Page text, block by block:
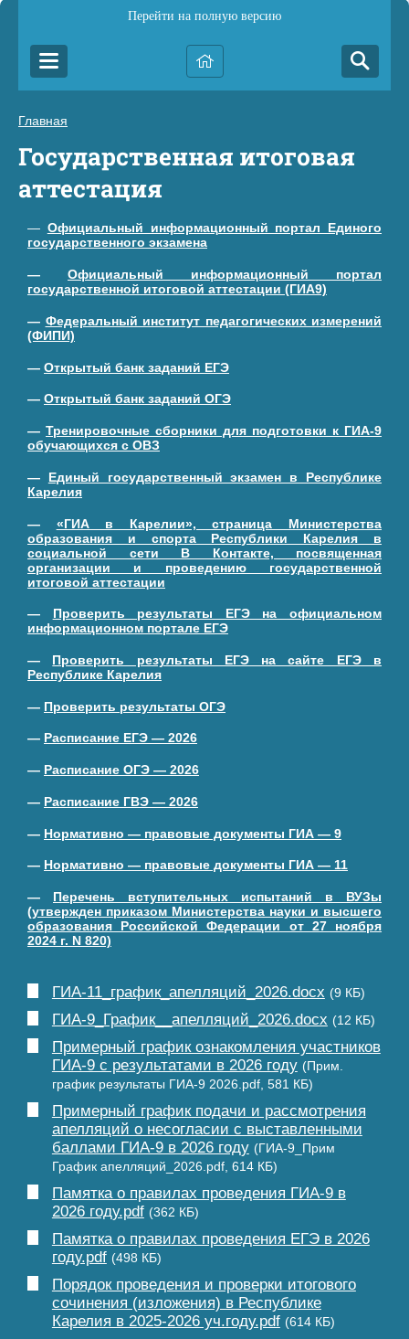
Перейти на полную версию
Главная
Государственная итоговая
аттестация
— Официальный информационный портал Единого
государственного экзамена
— Официальный информационный портал
государственной итоговой аттестации (ГИА9)
— Федеральный институт педагогических измерений
(ФИПИ)
— Открытый банк заданий ЕГЭ
— Открытый банк заданий ОГЭ
— Тренировочные сборники для подготовки к ГИА-9
обучающихся с ОВЗ
— Единый государственный экзамен в Республике
Карелия
— «ГИА в Карелии», страница Министерства
образования и спорта Республики Карелия в
социальной сети В Контакте, посвященная
организации и проведению государственной
итоговой аттестации
— Проверить результаты ЕГЭ на официальном
информационном портале ЕГЭ
— Проверить результаты ЕГЭ на сайте ЕГЭ в
Республике Карелия
— Проверить результаты ОГЭ
— Расписание ЕГЭ — 2026
— Расписание ОГЭ — 2026
— Расписание ГВЭ — 2026
— Нормативно — правовые документы ГИА — 9
— Нормативно — правовые документы ГИА — 11
— Перечень вступительных испытаний в ВУЗы
(утвержден приказом Министерства науки и высшего
образования Российской Федерации от 27 ноября
2024 г. N 820)
ГИА-11_график_апелляций_2026.docx (9 КБ)
ГИА-9_График__апелляций_2026.docx (12 КБ)
Примерный график ознакомления участников
ГИА-9 с результатами в 2026 году (Прим.
график результаты ГИА-9 2026.pdf, 581 КБ)
Примерный график подачи и рассмотрения
апелляций о несогласии с выставленными
баллами ГИА-9 в 2026 году (ГИА-9_Прим
График апелляций_2026.pdf, 614 КБ)
Памятка о правилах проведения ГИА-9 в
2026 году.pdf (362 КБ)
Памятка о правилах проведения ЕГЭ в 2026
году.pdf (498 КБ)
Порядок проведения и проверки итогового
сочинения (изложения) в Республике
Карелия в 2025-2026 уч.году.pdf (614 КБ)